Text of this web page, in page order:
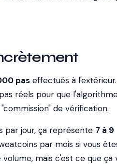
pas effectués à
réels pour que
de vérification.
par jour, ça représente 7 à 9
par mois si vous
mais c'est ce que ça